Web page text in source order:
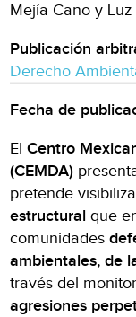
Mejía Cano y
Publicación
Derecho
Fecha de
ElCentro
(CEMDA)
pretende
estructural que
comunidades
ambientales, de
través del
agresiones